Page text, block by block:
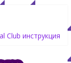
Club инструкция
появится в